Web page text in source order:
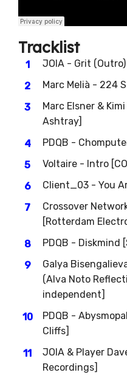
Tracklist
JOIA - Grit
Marc Melià - 224
Marc Elsner &
Ashtray]
PDQB -
Voltaire - Intro
Client_03 - You
Crossover
[Rotterdam
PDQB - Diskmind
Galya
(Alva Noto
independent]
PDQB -
Cliffs]
JOIA & Player
Recordings]